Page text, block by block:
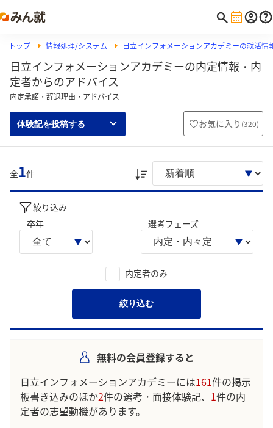
トップ 情報処理/システム 日立インフォメーションアカデミーの就活情
日立インフォメーションアカデミーの内定情報・内
定者からのアドバイス
内定承諾・辞退理由・アドバイス
体験記を投稿する お気に入り (320)
全1件
絞り込み
卒年
選考フェーズ
内定者のみ
絞り込む
無料の会員登録すると
日立インフォメーションアカデミーには161件の掲示
板書き込みのほか2件の選考・面接体験記、 1件の内
定者の志望動機があります。